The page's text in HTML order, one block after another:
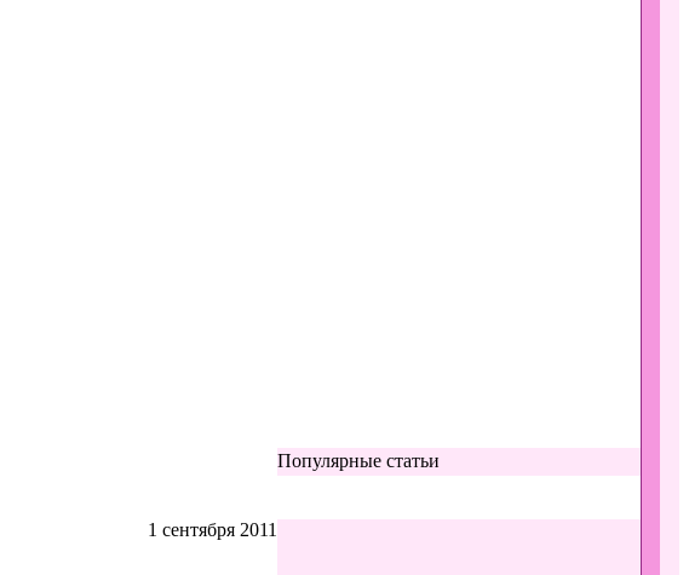
1 сентября 2011
Популярные статьи